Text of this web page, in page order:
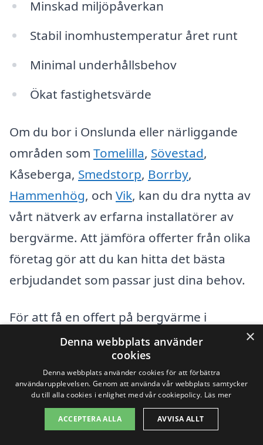
Minskad miljöpåverkan
Stabil inomhustemperatur året runt
Minimal underhållsbehov
Ökat fastighetsvärde
Om du bor i Onslunda eller närliggande
områden som Tomelilla, Sövestad,
Kåseberga, Smedstorp, Borrby,
Hammenhög, och Vik, kan du dra nytta av
vårt nätverk av erfarna installatörer av
bergvärme. Att jämföra offerter från olika
företag gör att du kan hitta det bästa
erbjudandet som passar just dina behov.
För att få en offert på bergvärme i
Onslunda, följ dessa steg:
Besök vår webbplats och fyll i
formuläret för att begära en offert.
Ange dina kontaktuppgifter och
×
Denna webbplats använder
cookies
Denna webbplats använder cookies för att förbättra
användarupplevelsen. Genom att använda vår webbplats samtycker
du till alla cookies i enlighet med vår cookiepolicy. Läs mer
ACCEPTERA ALLA AVVISA ALLT